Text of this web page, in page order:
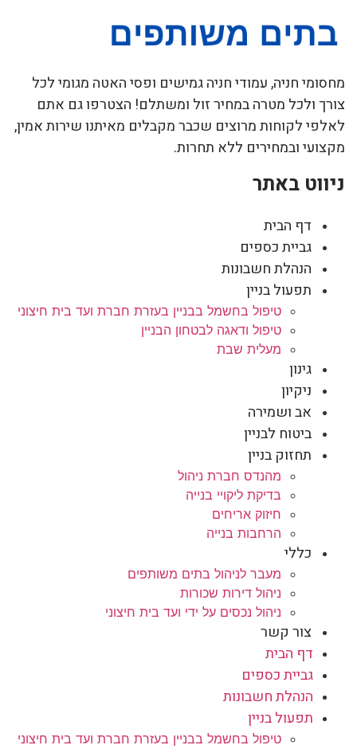
מחסומי חניה, עמודי חניה גמישים ופסי האטה מגומי לכל
צורך ולכל מטרה במחיר זול ומשתלם! הצטרפו גם אתם
לאלפי לקוחות מרוצים שכבר מקבלים מאיתנו שירות אמין,
מקצועי ובמחירים ללא תחרות.
ניווט באתר
דף הבית
גביית כספים
הנהלת חשבונות
תפעול בניין
טיפול בחשמל בבניין בעזרת חברת ועד בית חיצוני
טיפול ודאגה לבטחון הבניין
מעלית שבת
גינון
ניקיון
אב ושמירה
ביטוח לבניין
תחזוק בניין
מהנדס חברת ניהול
בדיקת ליקויי בנייה
חיזוק אריחים
הרחבות בנייה
כללי
מעבר לניהול בתים משותפים
ניהול דירות שכורות
ניהול נכסים על ידי ועד בית חיצוני
צור קשר
דף הבית
גביית כספים
הנהלת חשבונות
תפעול בניין
טיפול בחשמל בבניין בעזרת חברת ועד בית חיצוני